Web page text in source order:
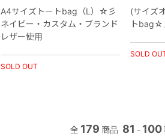
A4サイズトートbag（L）☆彡
ネイビー・カスタム・ブランド
レザー使用
SOLD OUT
(サイズ
トbag☆
SOLD
全 179 商品 81 - 100